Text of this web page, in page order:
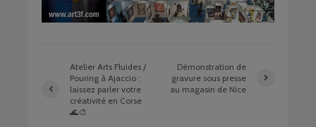
Atelier Arts Fluides /
Pouring à Ajaccio :
laissez parler votre
créativité en Corse
🌊🎨
Démonstration de
gravure sous presse
au magasin de Nice